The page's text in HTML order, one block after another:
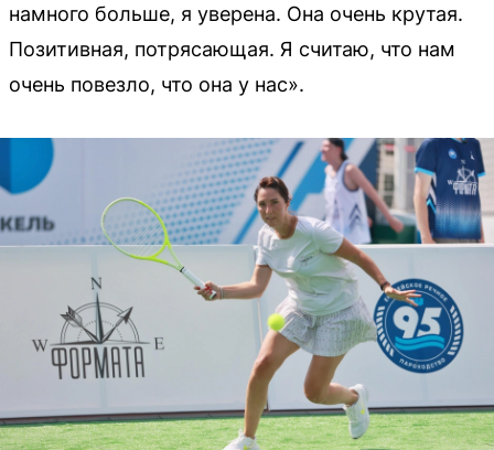
намного больше, я уверена. Она очень крутая.
Позитивная, потрясающая. Я считаю, что нам
очень повезло, что она у нас».